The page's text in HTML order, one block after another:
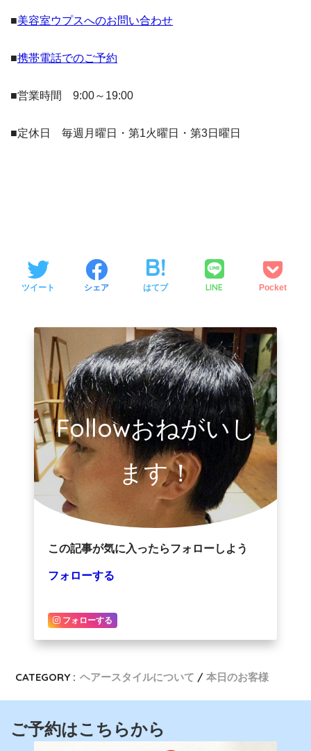
■美容室ウプスへのお問い合わせ
■携帯電話でのご予約
■営業時間 9:00～19:00
■定休日 毎週月曜日・第1火曜日・第3日曜日
ツイート シェア はてブ LINE Pocket
Followおねがいし
ます！
この記事が気に入ったらフォローしよう
フォローする
フォローする
CATEGORY : ヘアースタイルについて 本日のお客様
ご予約はこちらから